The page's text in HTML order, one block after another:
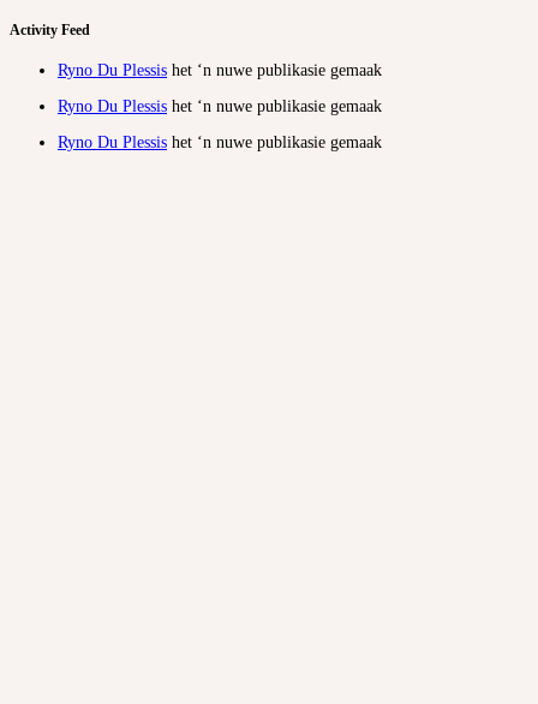
Activity Feed
Ryno Du Plessis het ‘n nuwe publikasie gemaak
Ryno Du Plessis het ‘n nuwe publikasie gemaak
Ryno Du Plessis het ‘n nuwe publikasie gemaak